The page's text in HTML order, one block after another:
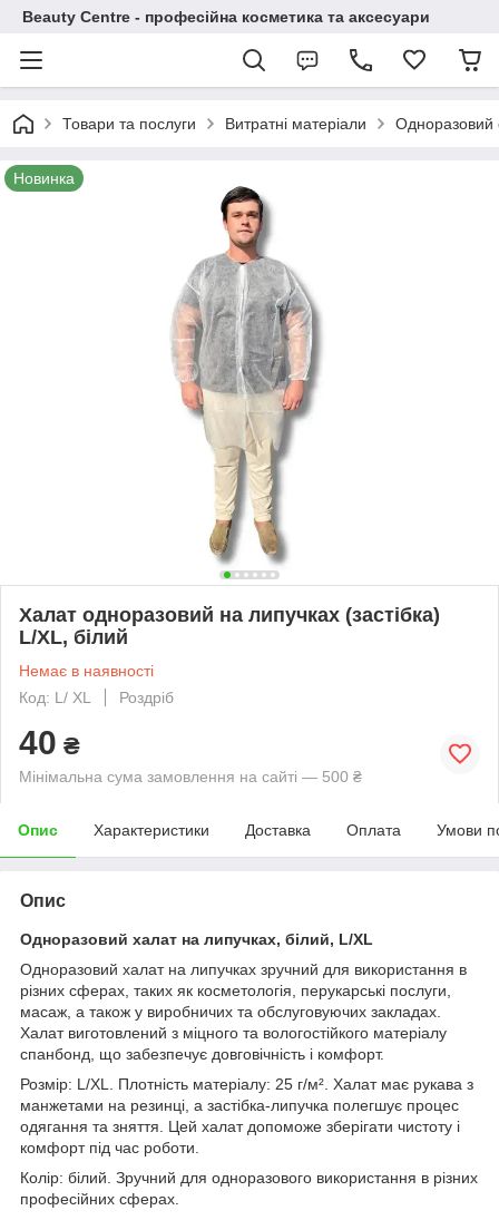
Beauty Centre - професійна косметика та аксесуари
Товари та послуги Витратні матеріали Одноразовий
Новинка
Халат одноразовий на липучках (застібка)
L/XL, білий
Немає в наявності
Код: L/ XL
Роздріб
40 ₴
Мінімальна сума замовлення на сайті — 500 ₴
Опис Характеристики Доставка Оплата Умови
Опис
Одноразовий халат на липучках, білий, L/XL
Одноразовий халат на липучках зручний для використання в
різних сферах, таких як косметологія, перукарські послуги,
масаж, а також у виробничих та обслуговуючих закладах.
Халат виготовлений з міцного та вологостійкого матеріалу
спанбонд, що забезпечує довговічність і комфорт.
Розмір: L/XL. Плотність матеріалу: 25 г/м². Халат має рукава з
манжетами на резинці, а застібка-липучка полегшує процес
одягання та зняття. Цей халат допоможе зберігати чистоту і
комфорт під час роботи.
Колір: білий. Зручний для одноразового використання в різних
професійних сферах.